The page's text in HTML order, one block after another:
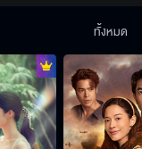
ทั้งหมด